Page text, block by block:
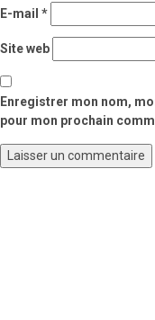
E-mail *
Site web
Enregistrer mon nom,
pour mon prochain